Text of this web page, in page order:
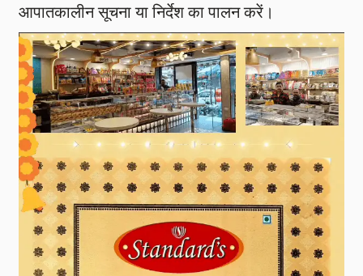
आपातकालीन सूचना या निर्देश का पालन करें।